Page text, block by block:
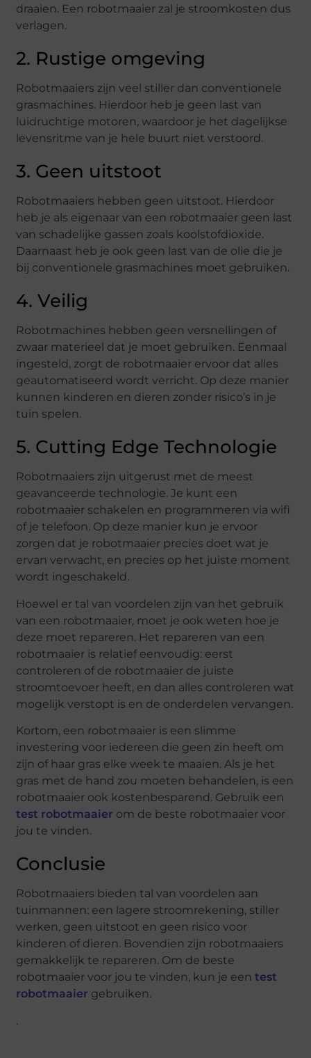
draaien. Een robotmaaier zal je stroomkosten dus
verlagen.
2. Rustige omgeving
Robotmaaiers zijn veel stiller dan conventionele
grasmachines. Hierdoor heb je geen last van
luidruchtige motoren, waardoor je het dagelijkse
levensritme van je hele buurt niet verstoord.
3. Geen uitstoot
Robotmaaiers hebben geen uitstoot. Hierdoor
heb je als eigenaar van een robotmaaier geen last
van schadelijke gassen zoals koolstofdioxide.
Daarnaast heb je ook geen last van de olie die je
bij conventionele grasmachines moet gebruiken.
4. Veilig
Robotmachines hebben geen versnellingen of
zwaar materieel dat je moet gebruiken. Eenmaal
ingesteld, zorgt de robotmaaier ervoor dat alles
geautomatiseerd wordt verricht. Op deze manier
kunnen kinderen en dieren zonder risico’s in je
tuin spelen.
5. Cutting Edge Technologie
Robotmaaiers zijn uitgerust met de meest
geavanceerde technologie. Je kunt een
robotmaaier schakelen en programmeren via wifi
of je telefoon. Op deze manier kun je ervoor
zorgen dat je robotmaaier precies doet wat je
ervan verwacht, en precies op het juiste moment
wordt ingeschakeld.
Hoewel er tal van voordelen zijn van het gebruik
van een robotmaaier, moet je ook weten hoe je
deze moet repareren. Het repareren van een
robotmaaier is relatief eenvoudig: eerst
controleren of de robotmaaier de juiste
stroomtoevoer heeft, en dan alles controleren wat
mogelijk verstopt is en de onderdelen vervangen.
Kortom, een robotmaaier is een slimme
investering voor iedereen die geen zin heeft om
zijn of haar gras elke week te maaien. Als je het
gras met de hand zou moeten behandelen, is een
robotmaaier ook kostenbesparend. Gebruik een
test robotmaaier om de beste robotmaaier voor
jou te vinden.
Conclusie
Robotmaaiers bieden tal van voordelen aan
tuinmannen: een lagere stroomrekening, stiller
werken, geen uitstoot en geen risico voor
kinderen of dieren. Bovendien zijn robotmaaiers
gemakkelijk te repareren. Om de beste
robotmaaier voor jou te vinden, kun je eentest
robotmaaier gebruiken.
.